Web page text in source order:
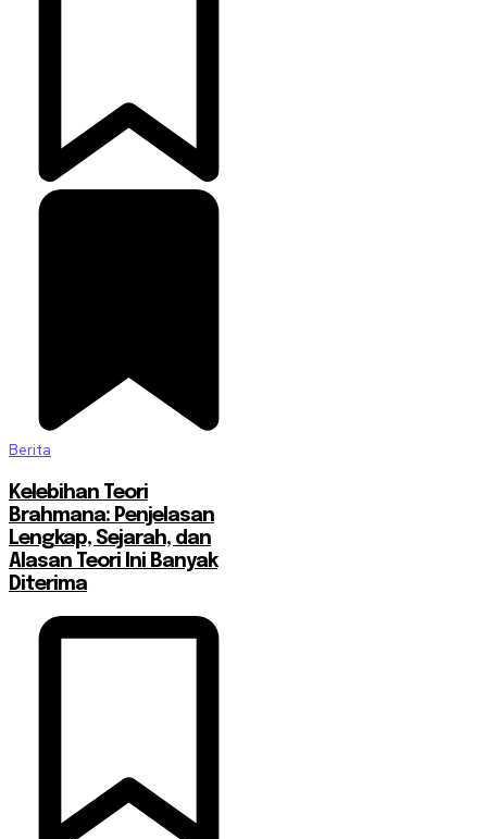
Berita
Kelebihan Teori
Brahmana: Penjelasan
Lengkap, Sejarah, dan
Alasan Teori Ini Banyak
Diterima